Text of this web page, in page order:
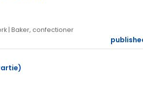
| Baker, confectioner